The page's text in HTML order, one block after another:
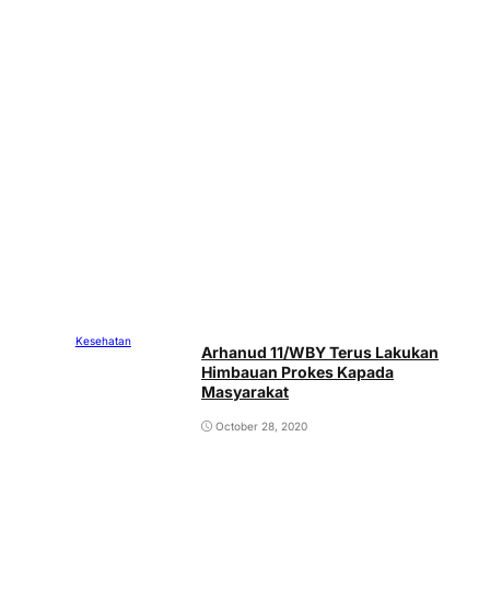
Kesehatan
Arhanud 11/WBY Terus Lakukan
Himbauan Prokes Kapada
Masyarakat
October 28, 2020